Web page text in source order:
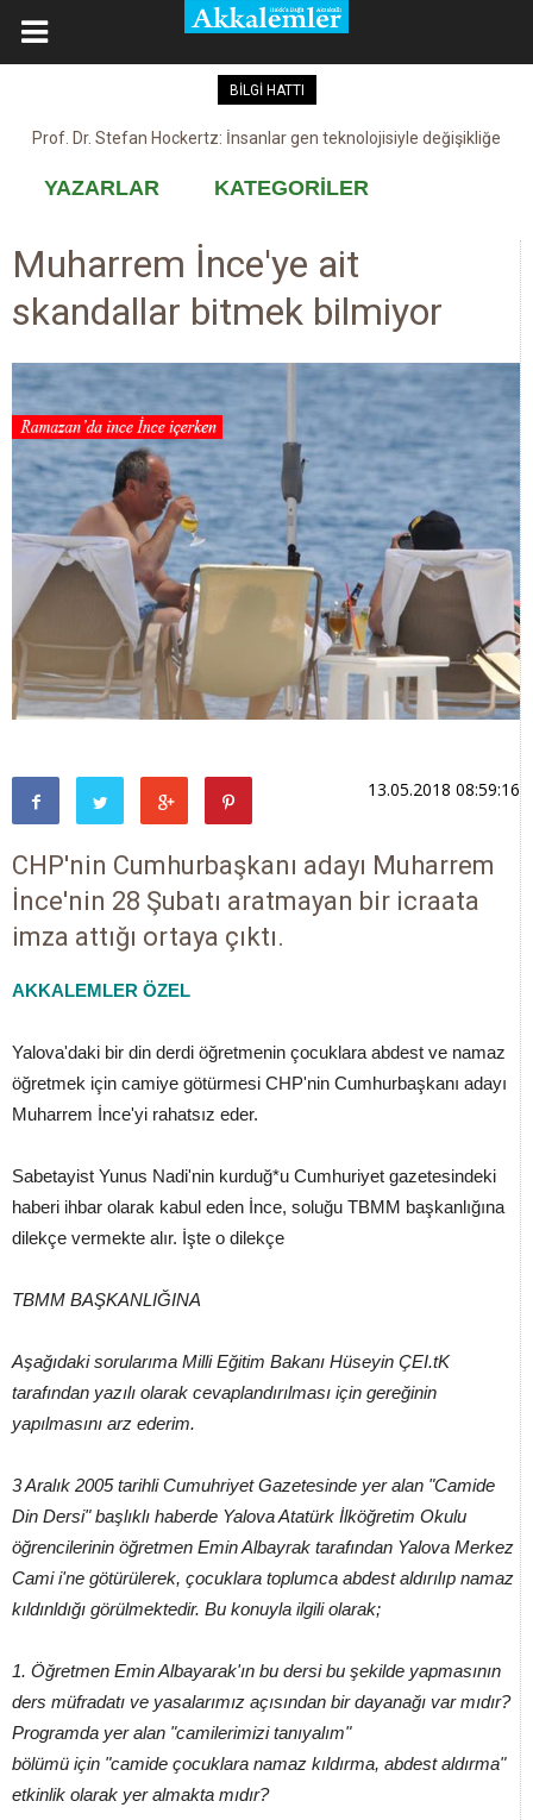
BİLGİ HATTI
Prof. Dr. Stefan Hockertz: İnsanlar gen teknolojisiyle değişikliğe
Kovid-19 aşısı, devşirme ve kobay!
YAZARLAR KATEGORİLER
Muharrem İnce'ye ait
skandallar bitmek bilmiyor
13.05.2018 08:59:16
CHP'nin Cumhurbaşkanı adayı Muharrem
İnce'nin 28 Şubatı aratmayan bir icraata
imza attığı ortaya çıktı.
AKKALEMLER ÖZEL
Yalova'daki bir din derdi öğretmenin çocuklara abdest ve namaz
öğretmek için camiye götürmesi CHP'nin Cumhurbaşkanı adayı
Muharrem İnce'yi rahatsız eder.
Sabetayist Yunus Nadi'nin kurduğ*u Cumhuriyet gazetesindeki
haberi ihbar olarak kabul eden İnce, soluğu TBMM başkanlığına
dilekçe vermekte alır. İşte o dilekçe
TBMM BAŞKANLIĞINA
Aşağıdaki sorularıma Milli Eğitim Bakanı Hüseyin ÇEI.tK
tarafından yazılı olarak cevaplandırılması için gereğinin
yapılmasını arz ederim.
3 Aralık 2005 tarihli Cumuhriyet Gazetesinde yer alan "Camide
Din Dersi" başlıklı haberde Yalova Atatürk İlköğretim Okulu
öğrencilerinin öğretmen Emin Albayrak tarafından Yalova Merkez
Cami i'ne götürülerek, çocuklara toplumca abdest aldırılıp namaz
kıldınldığı görülmektedir. Bu konuyla ilgili olarak;
1. Öğretmen Emin Albayarak'ın bu dersi bu şekilde yapmasının
ders müfradatı ve yasalarımız açısından bir dayanağı var mıdır?
Programda yer alan "camilerimizi tanıyalım"
bölümü için "camide çocuklara namaz kıldırma, abdest aldırma"
etkinlik olarak yer almakta mıdır?